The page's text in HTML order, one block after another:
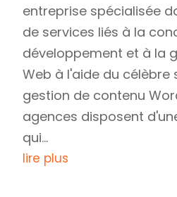
entreprise spécialisée
de services liés à la
développement et à la
Web à l'aide du célèbre
gestion de contenu
agences disposent
qui...
lire plus